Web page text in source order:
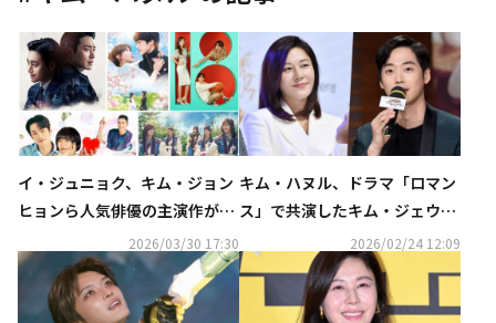
イ・ジュニョク、キム・ジョン
ヒョンら人気俳優の主演作が
続々！「花郎＜ファラン＞」
も…4月のCSホームドラマチャ
ンネルも豊富
2026/03/30 17:30
キム・ハヌル、ドラマ「ロマン
ス」で共演したキム・ジェウォ
ンと24年ぶりの再会！特別番組
の放送が決定
2026/02/24 12:09